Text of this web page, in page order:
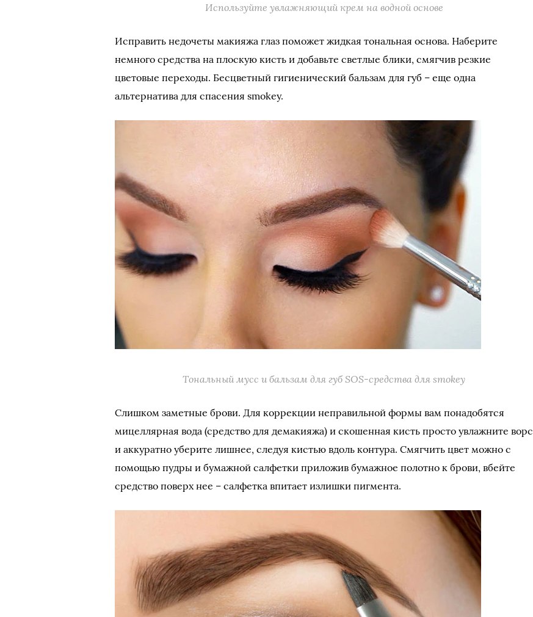
Используйте увлажняющий крем на водной основе
Исправить недочеты макияжа глаз поможет жидкая тональная основа. Наберите
немного средства на плоскую кисть и добавьте светлые блики, смягчив резкие
цветовые переходы. Бесцветный гигиенический бальзам для губ – еще одна
альтернатива для спасения smokey.
Тональный мусс и бальзам для губ SOS-средства для smokey
Слишком заметные брови. Для коррекции неправильной формы вам понадобятся
мицеллярная вода (средство для демакияжа) и скошенная кисть просто увлажните ворс
и аккуратно уберите лишнее, следуя кистью вдоль контура. Смягчить цвет можно с
помощью пудры и бумажной салфетки приложив бумажное полотно к брови, вбейте
средство поверх нее – салфетка впитает излишки пигмента.